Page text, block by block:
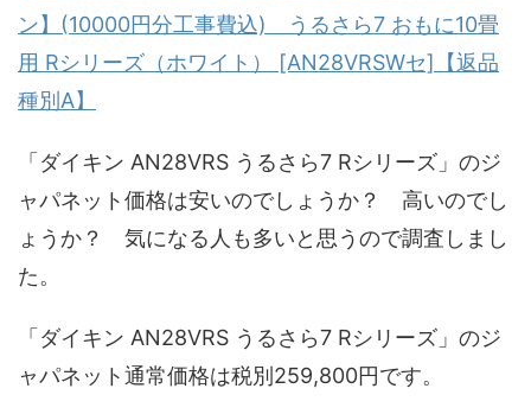
ン】(10000円分工事費込) うるさら7 おもに10畳
用 Rシリーズ（ホワイト） [AN28VRSWセ]【返品
種別A】
「ダイキン AN28VRS うるさら7 Rシリーズ」のジ
ャパネット価格は安いのでしょうか？ 高いのでし
ょうか？ 気になる人も多いと思うので調査しまし
た。
「ダイキン AN28VRS うるさら7 Rシリーズ」のジ
ャパネット通常価格は税別259,800円です。